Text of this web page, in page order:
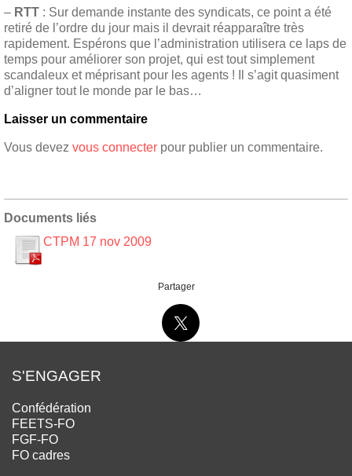
– RTT : Sur demande instante des syndicats, ce point a été
retiré de l’ordre du jour mais il devrait réapparaître très
rapidement. Espérons que l’administration utilisera ce laps de
temps pour améliorer son projet, qui est tout simplement
scandaleux et méprisant pour les agents ! Il s’agit quasiment
d’aligner tout le monde par le bas…
Laisser un commentaire
Vous devez vous connecter pour publier un commentaire.
Documents liés
CTPM 17 nov 2009
Partager
S'ENGAGER
Confédération
FEETS-FO
FGF-FO
FO cadres